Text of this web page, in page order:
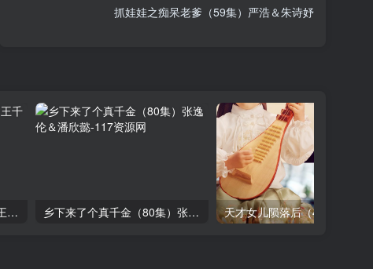
抓娃娃之痴呆老爹（59集）严浩＆朱诗妤
双生蚀烬世红颜局（52集）王千硕＆喻嘉琳 乡下来了个真千金（80集）张逸伦＆潘欣懿 天才女儿陨落后（41集）崔秀子